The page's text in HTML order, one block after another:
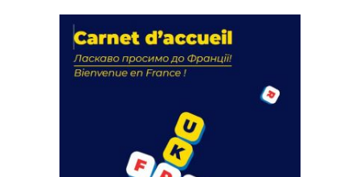
actions
18 septembre 2023
FEUILLETER